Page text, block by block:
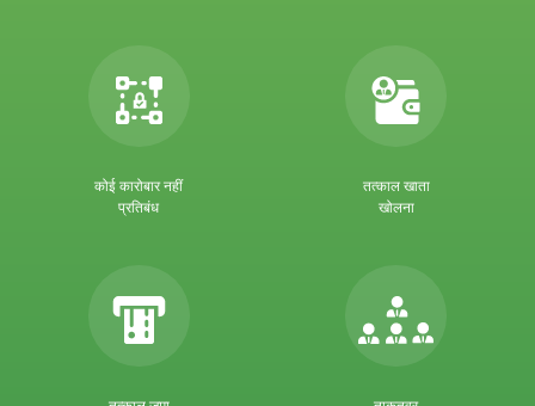
कोई कारोबार नहीं
प्रतिबंध
तत्काल खाता
खोलना